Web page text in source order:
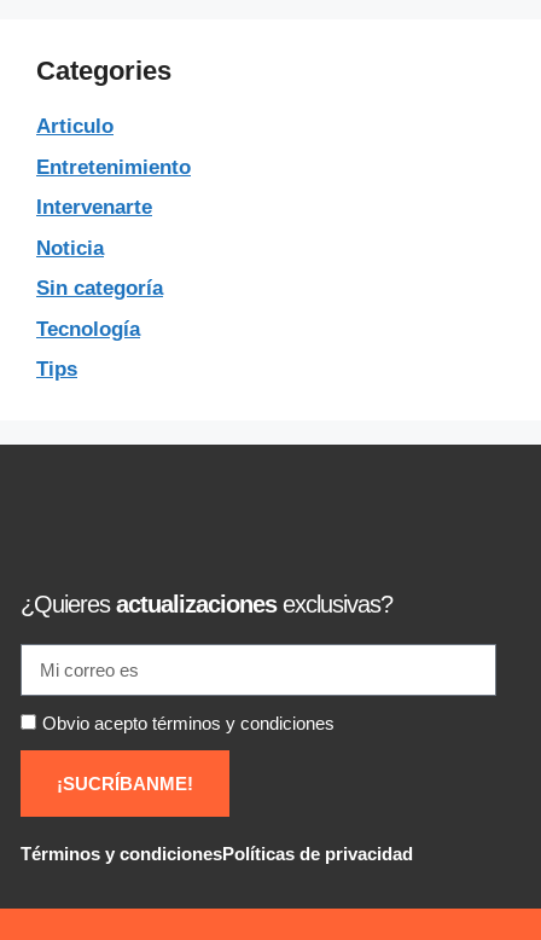
Categories
Articulo
Entretenimiento
Intervenarte
Noticia
Sin categoría
Tecnología
Tips
¿Quieresactualizacionesexclusivas?
Obvio acepto términos y condiciones
¡SUCRÍBANME!
Términos y condicionesPolíticas de privacidad